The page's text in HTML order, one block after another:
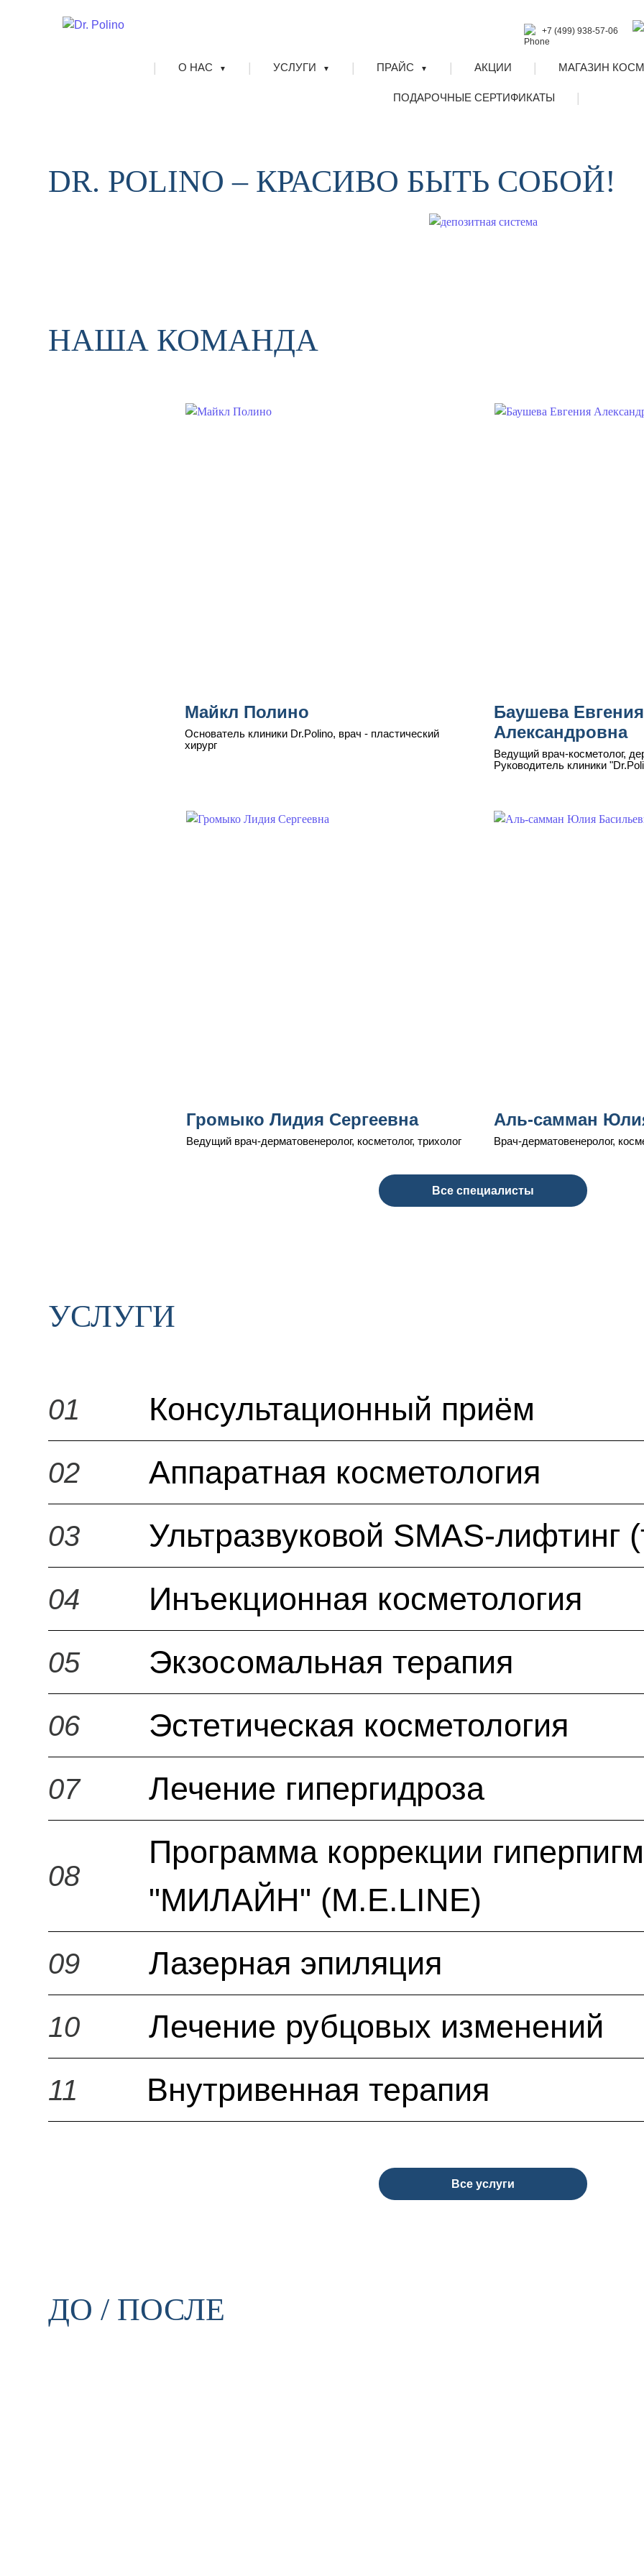
+7 (499) 938-57-06
О НАС ▼ УСЛУГИ ▼ ПРАЙС ▼ АКЦИИ МАГАЗИН
ПОДАРОЧНЫЕ СЕРТИФИКАТЫ
DR. POLINO – КРАСИВО БЫТЬ СОБОЙ!
НАША КОМАНДА
Майкл Полино
Основатель клиники Dr.Polino, врач - пластический
хирург
Баушева Евгения
Александровна
Ведущий врач-косметолог,
Руководитель клиники
Громыко Лидия Сергеевна
Ведущий врач-дерматовенеролог, косметолог, трихолог
Аль-самман
Врач-дерматовенеролог,
Все специалисты
УСЛУГИ
01 Консультационный приём
02 Аппаратная косметология
03 Ультразвуковой SMAS-лифтинг
04 Инъекционная косметология
05 Экзосомальная терапия
06 Эстетическая косметология
07 Лечение гипергидроза
08
Программа коррекции
"МИЛАЙН" (M.E.LINE)
09 Лазерная эпиляция
10 Лечение рубцовых изменений
11 Внутривенная терапия
Все услуги
ДО / ПОСЛЕ